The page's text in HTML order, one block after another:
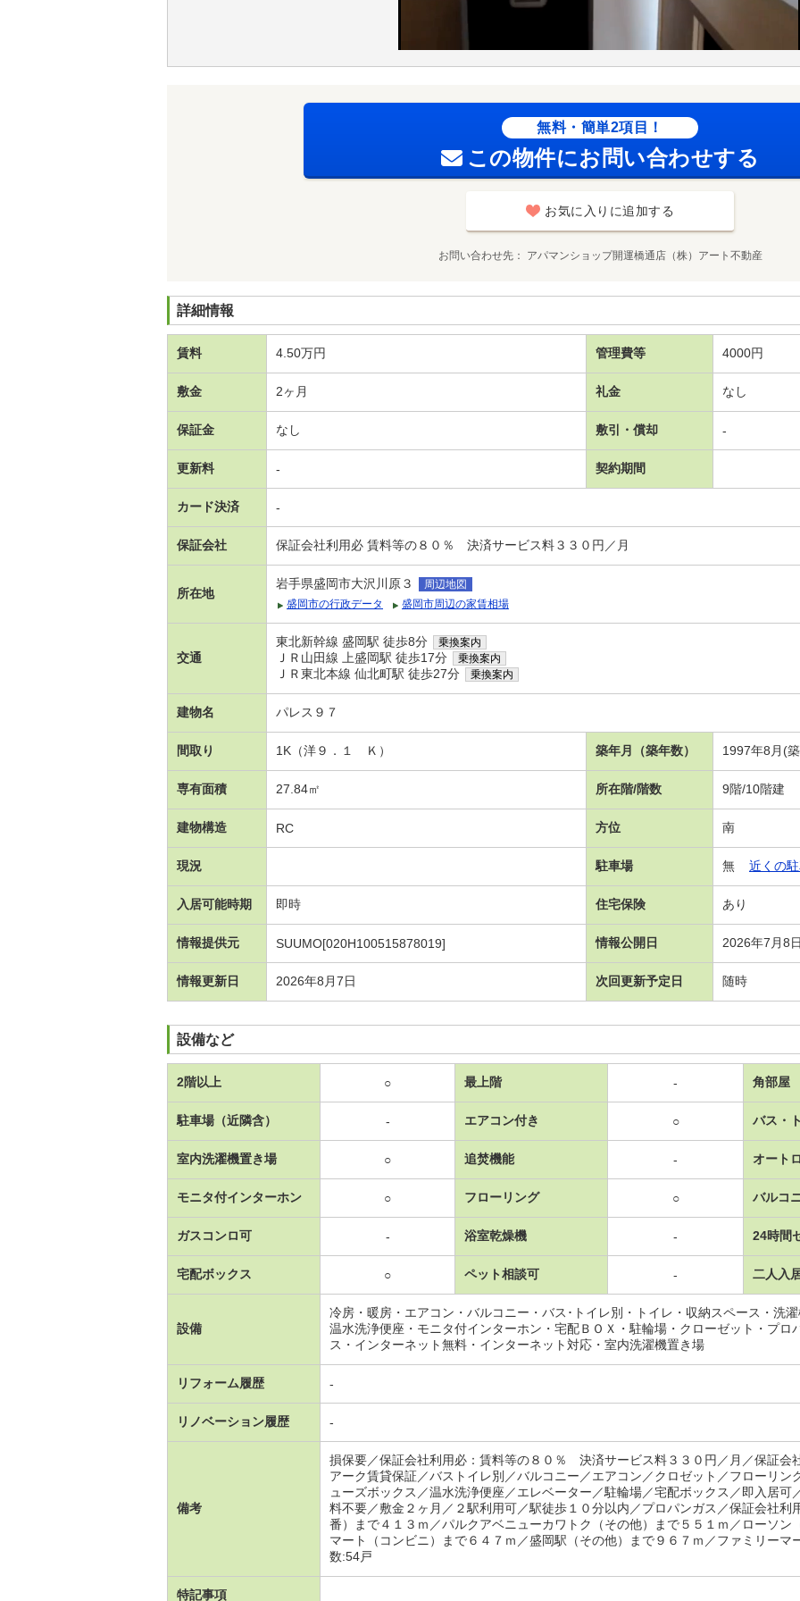
無料・簡単2項目！
この物件にお問い合わせする
お気に入りに追加する
お問い合わせ先 アパマンショップ開運橋通店（株）アート不動産
詳細情報
賃料 4.50万円 管理費等 4000円
敷金 2ヶ月 礼金 なし
保証金 なし 敷引・償却 -
更新料 - 契約期間
カード決済 -
保証会社 保証会社利用必 賃料等の８０％ 決済サービス料３３０円／月
所在地
岩手県盛岡市大沢川原３
周辺地図
盛岡市の行政データ
盛岡市周辺の家賃相場
交通
東北新幹線 盛岡駅 徒歩8分 乗換案内
ＪＲ山田線 上盛岡駅 徒歩17分 乗換案内
ＪＲ東北本線 仙北町駅 徒歩27分 乗換案内
建物名 パレス９７
間取り 1K（洋９．１ Ｋ） 築年月（築年数） 1997年8月(
専有面積 27.84㎡ 所在階/階数 9階/10階建
建物構造 RC 方位 南
現況 駐車場 無 近くの
入居可能時期 即時 住宅保険 あり
情報提供元 SUUMO[020H100515878019] 情報公開日 2026年7月8日
情報更新日 2026年8月7日 次回更新予定日 随時
設備など
2階以上 ○ 最上階 - 角部屋
駐車場（近隣含） - エアコン付き ○ バス・
室内洗濯機置き場 ○ 追焚機能 - オート
モニタ付インターホン ○ フローリング ○ バルコ
ガスコンロ可 - 浴室乾燥機 - 24時間
宅配ボックス ○ ペット相談可 - 二人入
設備
冷房・暖房・エアコン・バルコニー・バス･トイレ別・トイレ・収納スペース・洗
温水洗浄便座・モニタ付インターホン・宅配ＢＯＸ・駐輪場・クローゼット・プロ
ス・インターネット無料・インターネット対応・室内洗濯機置き場
リフォーム履歴 -
リノベーション履歴 -
備考
損保要／保証会社利用必：賃料等の８０％ 決済サービス料３３０円／月／保証
アーク賃貸保証／バストイレ別／バルコニー／エアコン／クロゼット／フローリン
ューズボックス／温水洗浄便座／エレベーター／駐輪場／宅配ボックス／即入居可
料不要／敷金２ヶ月／２駅利用可／駅徒歩１０分以内／プロパンガス／保証会社利
番）まで４１３ｍ／パルクアベニューカワトク（その他）まで５５１ｍ／ローソン
マート（コンビニ）まで６４７ｍ／盛岡駅（その他）まで９６７ｍ／ファミリーマ
数:54戸
特記事項